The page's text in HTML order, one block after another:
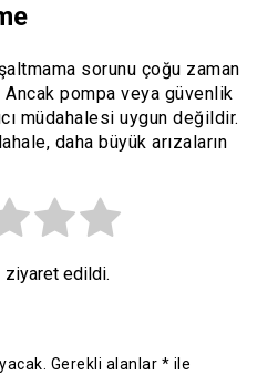
sorunu çoğu zaman
pompa veya güvenlik
müdahalesi uygun değildir.
daha büyük arızaların
ziyaret edildi.
Gerekli alanlar * ile